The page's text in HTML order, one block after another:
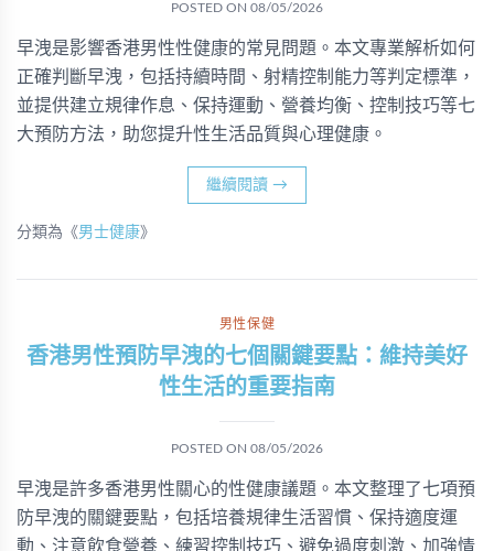
POSTED ON 08/05/2026
早洩是影響香港男性性健康的常見問題。本文專業解析如何
正確判斷早洩，包括持續時間、射精控制能力等判定標準，
並提供建立規律作息、保持運動、營養均衡、控制技巧等七
大預防方法，助您提升性生活品質與心理健康。
繼續閱讀 →
分類為《男士健康》
男性保健
香港男性預防早洩的七個關鍵要點：維持美好
性生活的重要指南
POSTED ON 08/05/2026
早洩是許多香港男性關心的性健康議題。本文整理了七項預
防早洩的關鍵要點，包括培養規律生活習慣、保持適度運
動、注意飲食營養、練習控制技巧、避免過度刺激、加強情